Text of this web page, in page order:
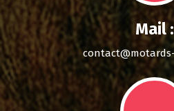
Mail :